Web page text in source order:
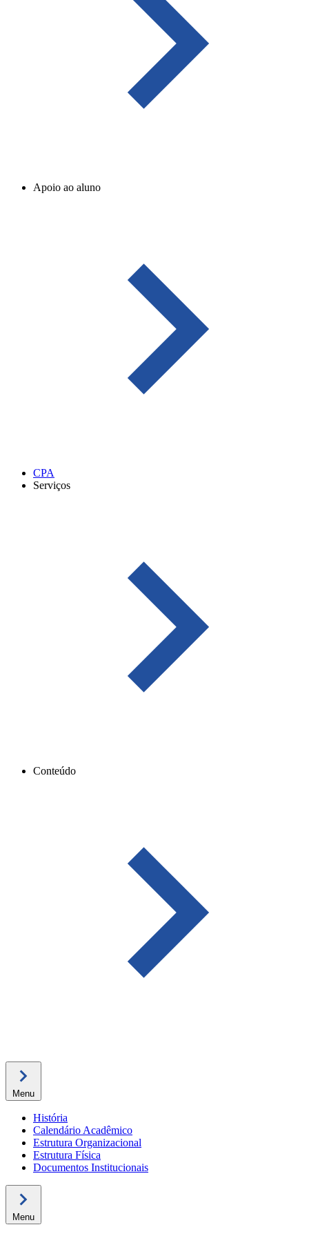
Apoio ao aluno
CPA
Serviços
Conteúdo
Menu
História
Calendário Acadêmico
Estrutura Organizacional
Estrutura Física
Documentos Institucionais
Menu